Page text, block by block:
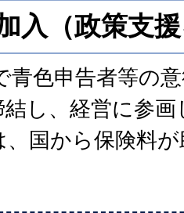
入（政策支
青色申告者等の
し、経営に参
国から保険料